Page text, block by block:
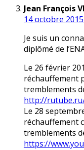
Jean François
14 octobre
Je suis un
diplômé de
Le 26 février
réchauffement
tremblements
http://
Le 28
réchauffement
tremblements
https://